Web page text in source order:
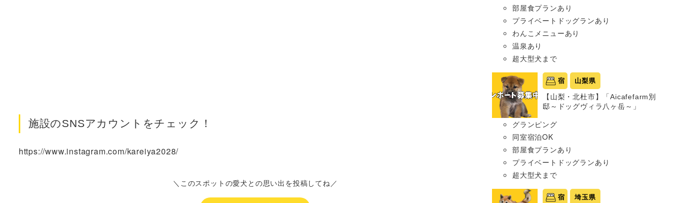
施設のSNSアカウントをチェック！
https://www.instagram.com/kareiya2028/
＼このスポットの愛犬との思い出を投稿してね／
部屋食プランあり
プライベートドッグランあり
わんこメニューあり
温泉あり
超大型犬まで
宿 山梨県
【山梨・北杜市】「Aicafefarm別
邸～ドッグヴィラ八ヶ岳～」
グランピング
同室宿泊OK
部屋食プランあり
プライベートドッグランあり
超大型犬まで
宿 埼玉県